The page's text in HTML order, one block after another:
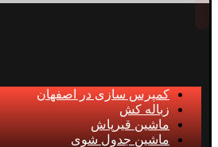
کمپرس سازی در اصفهان
زباله کش
ماشین قیرپاش
ماشین جدول شوی